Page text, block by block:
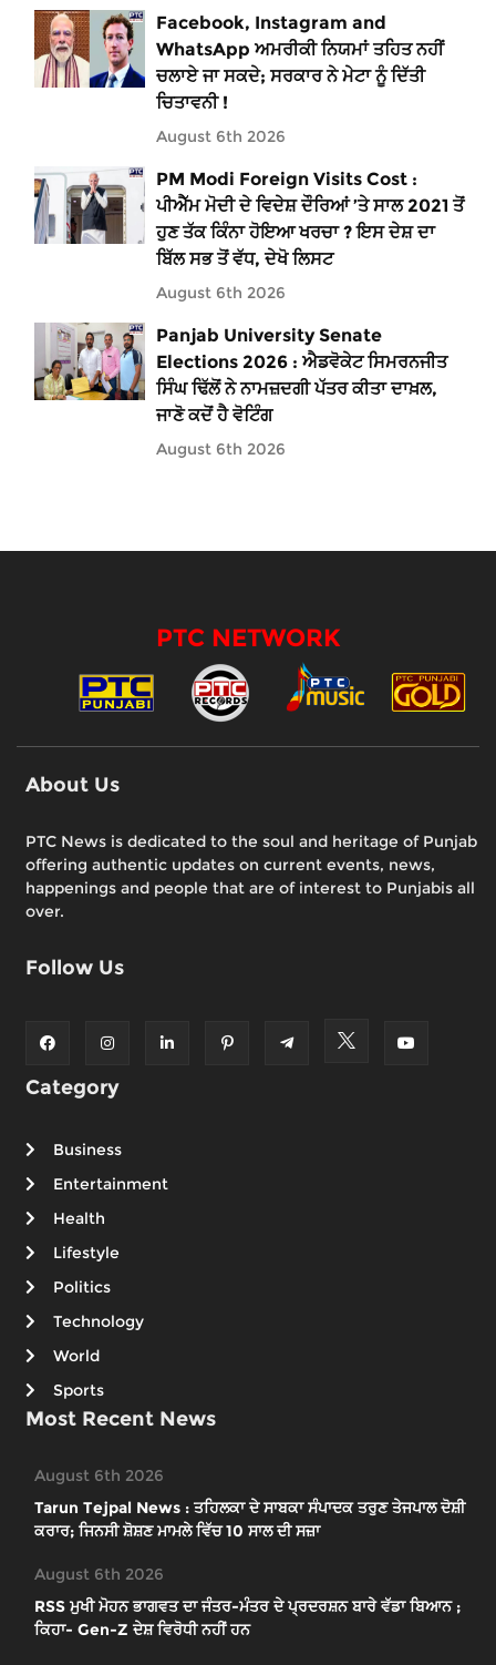
Facebook, Instagram and
WhatsApp ਅਮਰੀਕੀ ਨਿਯਮਾਂ ਤਹਿਤ ਨਹੀਂ
ਚਲਾਏ ਜਾ ਸਕਦੇ; ਸਰਕਾਰ ਨੇ ਮੇਟਾ ਨੂੰ ਦਿੱਤੀ
ਚਿਤਾਵਨੀ !
August 6th 2026
PM Modi Foreign Visits Cost :
ਪੀਐੱਮ ਮੋਦੀ ਦੇ ਵਿਦੇਸ਼ ਦੌਰਿਆਂ ’ਤੇ ਸਾਲ 2021 ਤੋਂ
ਹੁਣ ਤੱਕ ਕਿੰਨਾ ਹੋਇਆ ਖਰਚਾ ? ਇਸ ਦੇਸ਼ ਦਾ
ਬਿੱਲ ਸਭ ਤੋਂ ਵੱਧ, ਦੇਖੋ ਲਿਸਟ
August 6th 2026
Panjab University Senate
Elections 2026 : ਐਡਵੋਕੇਟ ਸਿਮਰਨਜੀਤ
ਸਿੰਘ ਢਿੱਲੋਂ ਨੇ ਨਾਮਜ਼ਦਗੀ ਪੱਤਰ ਕੀਤਾ ਦਾਖ਼ਲ,
ਜਾਣੋ ਕਦੋਂ ਹੈ ਵੋਟਿੰਗ
August 6th 2026
PTC NETWORK
About Us
PTC News is dedicated to the soul and heritage of Punjab
offering authentic updates on current events, news,
happenings and people that are of interest to Punjabis all
over.
Follow Us
Category
Business
Entertainment
Health
Lifestyle
Politics
Technology
World
Sports
Most Recent News
August 6th 2026
Tarun Tejpal News : ਤਹਿਲਕਾ ਦੇ ਸਾਬਕਾ ਸੰਪਾਦਕ ਤਰੁਣ ਤੇਜਪਾਲ ਦੋਸ਼ੀ
ਕਰਾਰ; ਜਿਨਸੀ ਸ਼ੋਸ਼ਣ ਮਾਮਲੇ ਵਿੱਚ 10 ਸਾਲ ਦੀ ਸਜ਼ਾ
August 6th 2026
RSS ਮੁਖੀ ਮੋਹਨ ਭਾਗਵਤ ਦਾ ਜੰਤਰ-ਮੰਤਰ ਦੇ ਪ੍ਰਦਰਸ਼ਨ ਬਾਰੇ ਵੱਡਾ ਬਿਆਨ ;
ਕਿਹਾ- Gen-Z ਦੇਸ਼ ਵਿਰੋਧੀ ਨਹੀਂ ਹਨ